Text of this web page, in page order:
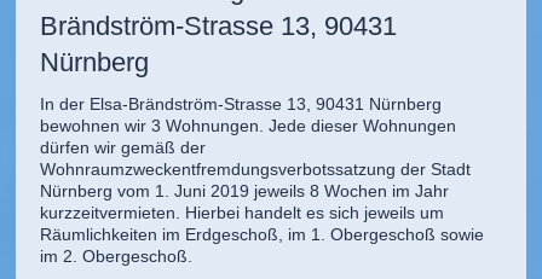
Brändström-Strasse 13, 90431
Nürnberg
In der Elsa-Brändström-Strasse 13, 90431 Nürnberg
bewohnen wir 3 Wohnungen. Jede dieser Wohnungen
dürfen wir gemäß der
Wohnraumzweckentfremdungsverbotssatzung der Stadt
Nürnberg vom 1. Juni 2019 jeweils 8 Wochen im Jahr
kurzzeitvermieten. Hierbei handelt es sich jeweils um
Räumlichkeiten im Erdgeschoß, im 1. Obergeschoß sowie
im 2. Obergeschoß.